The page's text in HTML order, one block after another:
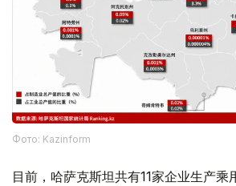
Фото: Kazinform
目前，哈萨克斯坦共有11家企业生产乘